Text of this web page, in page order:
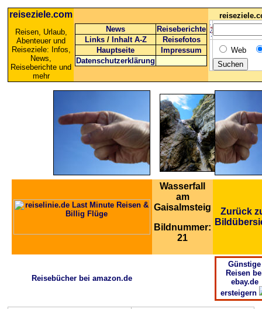
reiseziele.com
Reisen, Urlaub,
Abenteuer und
Reiseziele: Infos,
News,
Reiseberichte und
mehr
News
Reiseberichte
Links / Inhalt A-Z
Reisefotos
Hauptseite
Impressum
Datenschutzerklärung
Web
Wasserfall
am
Gaisalmsteig
Bildnummer:
21
Zurück
Reisebücher bei amazon.de
Günstige
Reisen
ebay.de
ersteigern